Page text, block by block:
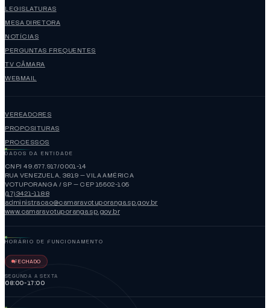
LEGISLATURAS
MESA DIRETORA
NOTÍCIAS
PERGUNTAS FREQUENTES
TV CÂMARA
WEBMAIL
VEREADORES
PROPOSITURAS
PROCESSOS
DADOS DA ENTIDADE
CNPJ 49.677.917/0001-14
RUA VENEZUELA, 3819 — VILA AMÉRICA
VOTUPORANGA / SP — CEP 15502-105
(17)3421-1188
administracao@camaravotuporanga.sp.gov.br
www.camaravotuporanga.sp.gov.br
HORÁRIO DE FUNCIONAMENTO
FECHADO
SEGUNDA A SEXTA
08:00-17:00